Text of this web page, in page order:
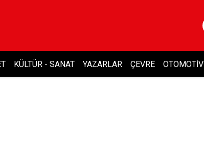
KÜLTÜR - SANAT YAZARLAR ÇEVRE OTOMOTIV